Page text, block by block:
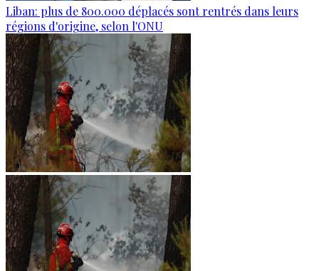
Liban: plus de 800.000 déplacés sont rentrés dans leurs
régions d'origine, selon l'ONU